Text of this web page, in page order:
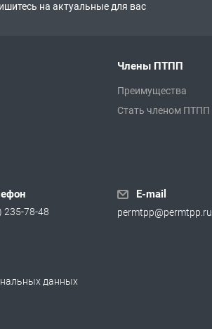
на актуальные для вас
Члены ПТПП
Преимущества
Стать членом ПТПП
235-78-48
E-mail
permtpp@permtpp.ru
данных